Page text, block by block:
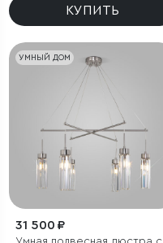
КУПИТЬ
УМНЫЙ ДОМ
31 500 ₽